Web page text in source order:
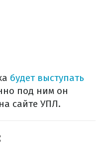
будет выступать
под ним он
сайте УПЛ.